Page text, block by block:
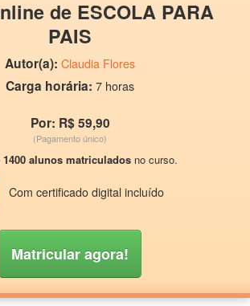
de ESCOLA PARA
PAIS
Autor(a): Claudia Flores
Carga horária: 7 horas
Por: R$ 59,90
(Pagamento único)
1400 alunos matriculadosno curso.
Com certificado digital incluído
Matricular agora!